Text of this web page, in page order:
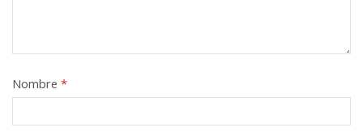
Nombre *